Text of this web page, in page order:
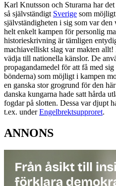
Karl Knutsson och Sturarna har det
så självständigt Sverige som
självständigheten i sig som var
helt enkelt kampen för personlig
historieskrivning är tämligen
machiavelliskt slag var makten
vädja till nationella känslor. De
propagandamedel för att få med
bönderna) som möjligt i kampen
en ganska stor grogrund för den
danska kungarna hade satt hårda
fogdar på slotten. Dessa var djupt
t.ex. underEngelbrektsupproret.
ANNONS